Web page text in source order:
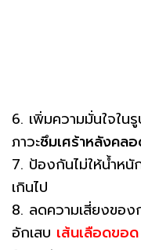
6. เพิ่มความมั่นใจใน
ภาวะซึมเศร้าหลังคล
7. ป้องกันไม่ให้น้ำห
เกินไป
8. ลดความเสี่ยงของ
อักเสบ เส้นเลือดขอด